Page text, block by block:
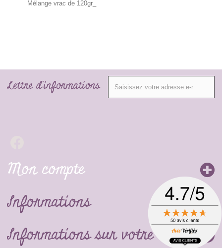
Mélange vrac de 120gr_
Lettre d'informations
Mon compte
Informations
Informations sur votre boutique